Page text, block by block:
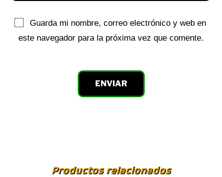
Guarda mi nombre, correo electrónico y web en
este navegador para la próxima vez que comente.
Productos relacionados